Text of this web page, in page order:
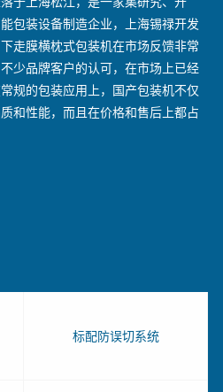
包装设备制造企业，上海锡禄开发
走膜横枕式包装机在市场反馈非常
少品牌客户的认可，在市场上已经
规的包装应用上，国产包装机不仅
和性能，而且在价格和售后上都占
标配防误切系统